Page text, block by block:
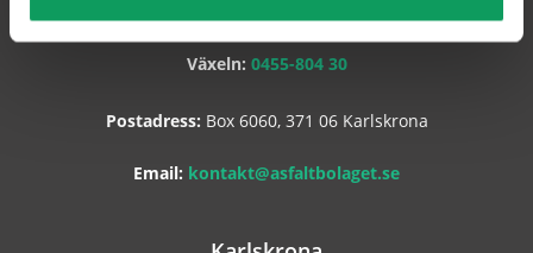
Växeln: 0455-804 30
Postadress: Box 6060, 371 06 Karlskrona
Email: kontakt@asfaltbolaget.se